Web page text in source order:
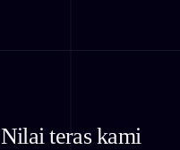
Nilai teras kami